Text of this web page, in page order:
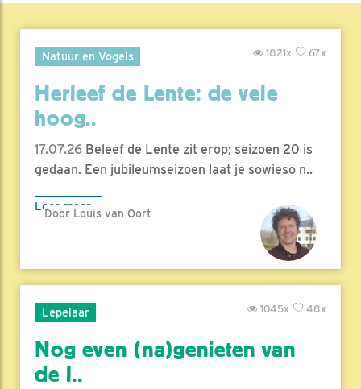
Natuur en Vogels 67x
1821x
Herleef de Lente: de vele
hoog..
17.07.26 Beleef de Lente zit erop; seizoen 20 is
gedaan. Een jubileumseizoen laat je sowieso n..
Lees meer
Door Louis van Oort
Lepelaar 48x
1045x
Nog even (na)genieten van
de l..